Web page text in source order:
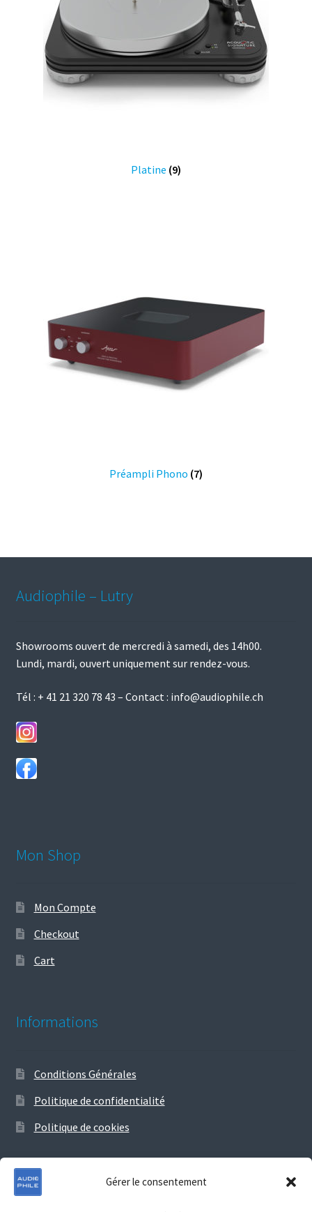
Gérer le consentement
Platine (9)
Préampli Phono (7)
Audiophile – Lutry
Showrooms ouvert de mercredi à samedi, des 14h00.
Lundi, mardi, ouvert uniquement sur rendez-vous.
Tél : + 41 21 320 78 43 – Contact : info@audiophile.ch
Mon Shop
Mon Compte
Checkout
Cart
Informations
Conditions Générales
Politique de confidentialité
Politique de cookies